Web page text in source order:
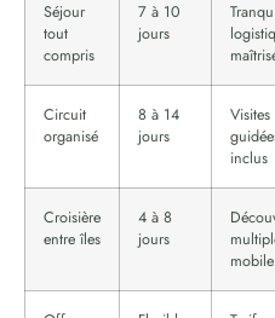
Séjour
tout
compris
7 à 10
jours
Circuit
organisé
8 à 14
jours
inclus
Croisière
entre îles
4 à 8
jours
mobile